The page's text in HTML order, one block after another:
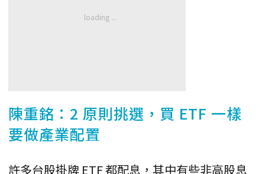
陳重銘：2 原則挑選，買 ETF 一樣
要做產業配置
許多台股掛牌 ETF 都配息，其中有些非高股息